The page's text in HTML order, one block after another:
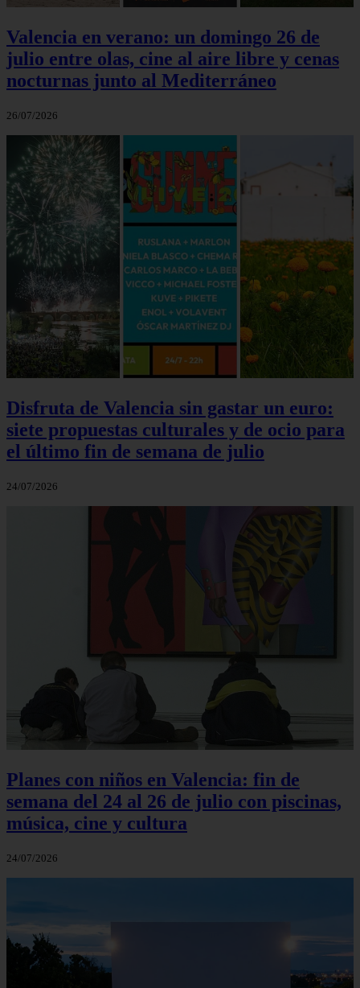
Valencia en verano: un domingo 26 de
julio entre olas, cine al aire libre y cenas
nocturnas junto al Mediterráneo
26/07/2026
Disfruta de Valencia sin gastar un euro:
siete propuestas culturales y de ocio para
el último fin de semana de julio
24/07/2026
Planes con niños en Valencia: fin de
semana del 24 al 26 de julio con piscinas,
música, cine y cultura
24/07/2026